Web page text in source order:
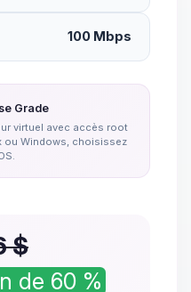
100 Mbps
Grade
virtuel avec accès root
ou Windows, choisissez
$
de 60 %